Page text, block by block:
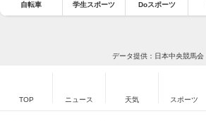
自転車 学生スポーツ Doスポーツ
データ提供：日本中央競馬会
TOP ニュース 天気 スポーツ